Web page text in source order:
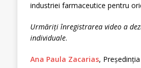
industriei farmaceutice pentru
Urmăriți înregistrarea video a
individuale.
Ana Paula Zacarias,